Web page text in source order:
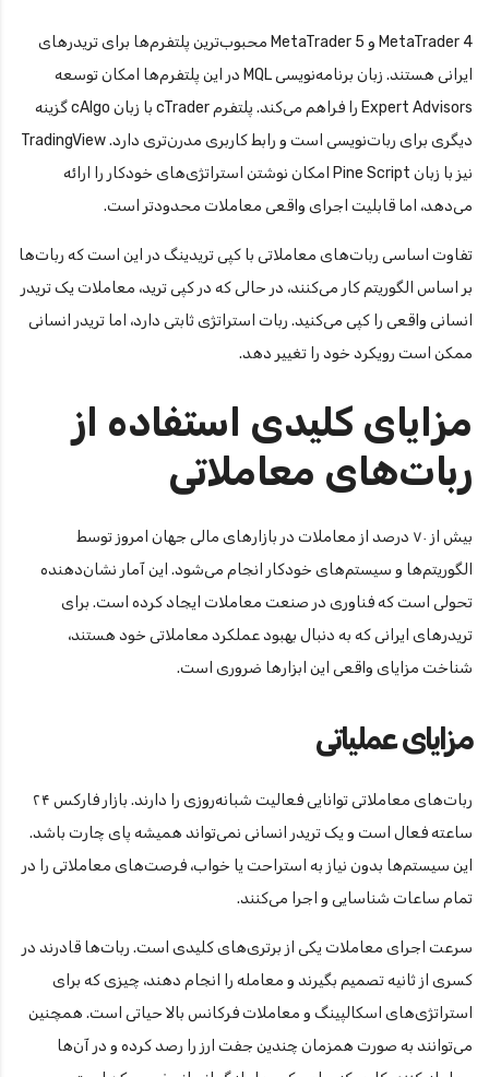
MetaTrader 4 و MetaTrader 5 محبوب‌ترین پلتفرم‌ها برای تریدرهای
ایرانی هستند. زبان برنامه‌نویسی MQL در این پلتفرم‌ها امکان توسعه
Expert Advisors را فراهم می‌کند. پلتفرم cTrader با زبان cAlgo گزینه
دیگری برای ربات‌نویسی است و رابط کاربری مدرن‌تری دارد. TradingView
نیز با زبان Pine Script امکان نوشتن استراتژی‌های خودکار را ارائه
می‌دهد، اما قابلیت اجرای واقعی معاملات محدودتر است.
تفاوت اساسی ربات‌های معاملاتی با کپی تریدینگ در این است که ربات‌ها
بر اساس الگوریتم کار می‌کنند، در حالی که در کپی ترید، معاملات یک تریدر
انسانی واقعی را کپی می‌کنید. ربات استراتژی ثابتی دارد، اما تریدر انسانی
ممکن است رویکرد خود را تغییر دهد.
مزایای کلیدی استفاده از
ربات‌های معاملاتی
بیش از ۷۰ درصد از معاملات در بازارهای مالی جهان امروز توسط
الگوریتم‌ها و سیستم‌های خودکار انجام می‌شود. این آمار نشان‌دهنده
تحولی است که فناوری در صنعت معاملات ایجاد کرده است. برای
تریدرهای ایرانی که به دنبال بهبود عملکرد معاملاتی خود هستند،
شناخت مزایای واقعی این ابزارها ضروری است.
مزایای عملیاتی
ربات‌های معاملاتی توانایی فعالیت شبانه‌روزی را دارند. بازار فارکس ۲۴
ساعته فعال است و یک تریدر انسانی نمی‌تواند همیشه پای چارت باشد.
این سیستم‌ها بدون نیاز به استراحت یا خواب، فرصت‌های معاملاتی را در
تمام ساعات شناسایی و اجرا می‌کنند.
سرعت اجرای معاملات یکی از برتری‌های کلیدی است. ربات‌ها قادرند در
کسری از ثانیه تصمیم بگیرند و معامله را انجام دهند، چیزی که برای
استراتژی‌های اسکالپینگ و معاملات فرکانس بالا حیاتی است. همچنین
می‌توانند به صورت همزمان چندین جفت ارز را رصد کرده و در آن‌ها